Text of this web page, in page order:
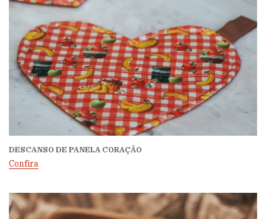
DESCANSO DE PANELA CORAÇÃO
Confira